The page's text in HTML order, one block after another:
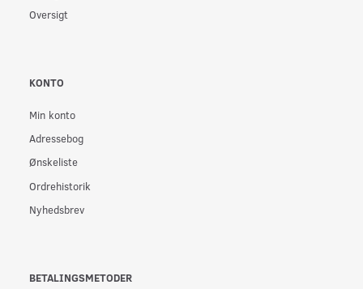
Oversigt
KONTO
Min konto
Adressebog
Ønskeliste
Ordrehistorik
Nyhedsbrev
BETALINGSMETODER